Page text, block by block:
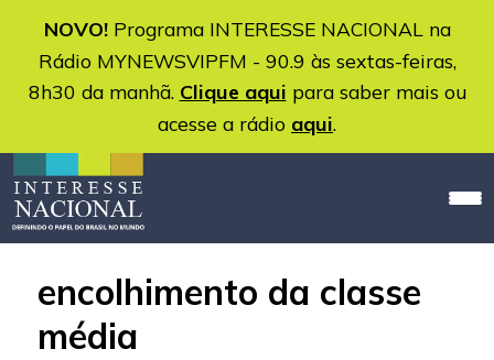
NOVO!Programa INTERESSE NACIONAL na
Rádio MYNEWSVIPFM - 90.9 às sextas-feiras,
8h30 da manhã. Clique aqui para saber mais ou
acesse a rádio aqui.
encolhimento da classe
média